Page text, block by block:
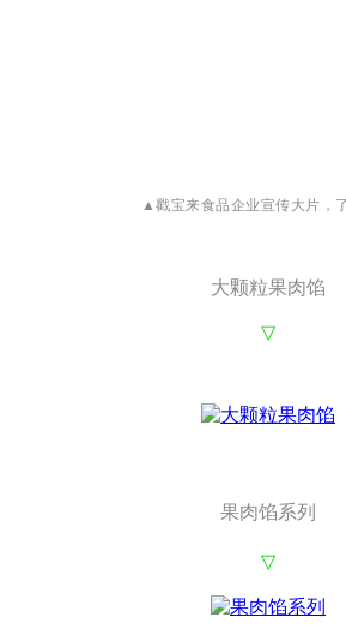
▲戳宝来食品企业宣传大片，
大颗粒果肉馅
▽
果肉馅系列
▽